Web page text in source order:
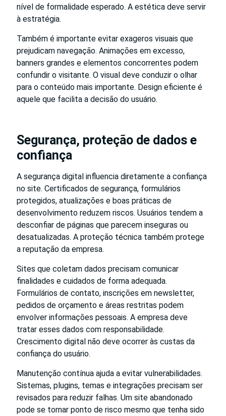
nível de formalidade esperado. A estética deve servir
à estratégia.
Também é importante evitar exageros visuais que
prejudicam navegação. Animações em excesso,
banners grandes e elementos concorrentes podem
confundir o visitante. O visual deve conduzir o olhar
para o conteúdo mais importante. Design eficiente é
aquele que facilita a decisão do usuário.
Segurança, proteção de dados e
confiança
A segurança digital influencia diretamente a confiança
no site. Certificados de segurança, formulários
protegidos, atualizações e boas práticas de
desenvolvimento reduzem riscos. Usuários tendem a
desconfiar de páginas que parecem inseguras ou
desatualizadas. A proteção técnica também protege
a reputação da empresa.
Sites que coletam dados precisam comunicar
finalidades e cuidados de forma adequada.
Formulários de contato, inscrições em newsletter,
pedidos de orçamento e áreas restritas podem
envolver informações pessoais. A empresa deve
tratar esses dados com responsabilidade.
Crescimento digital não deve ocorrer às custas da
confiança do usuário.
Manutenção contínua ajuda a evitar vulnerabilidades.
Sistemas, plugins, temas e integrações precisam ser
revisados para reduzir falhas. Um site abandonado
pode se tornar ponto de risco mesmo que tenha sido